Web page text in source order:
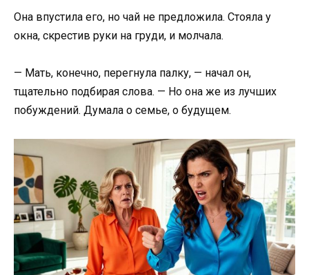
Она впустила его, но чай не предложила. Стояла у
окна, скрестив руки на груди, и молчала.
— Мать, конечно, перегнула палку, — начал он,
тщательно подбирая слова. — Но она же из лучших
побуждений. Думала о семье, о будущем.